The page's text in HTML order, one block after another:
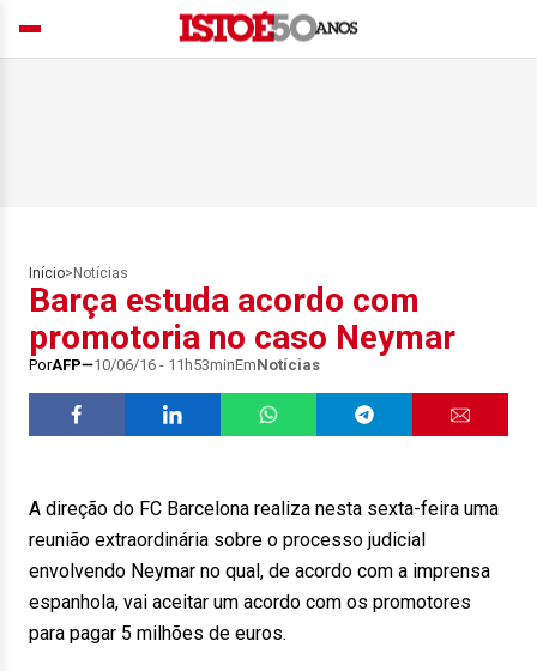
Início> Notícias
Barça estuda acordo com
promotoria no caso Neymar
PorAFP 10/06/16 - 11h53minEmNotícias
A direção do FC Barcelona realiza nesta sexta-feira uma
reunião extraordinária sobre o processo judicial
envolvendo Neymar no qual, de acordo com a imprensa
espanhola, vai aceitar um acordo com os promotores
para pagar 5 milhões de euros.